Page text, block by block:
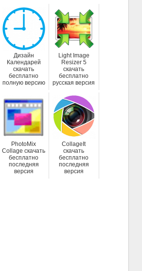
Дизайн
Календарей
скачать
бесплатно
полную версию
Light Image
Resizer 5
скачать
бесплатно
русская версия
PhotoMix
Collage скачать
бесплатно
последняя
версия
CollageIt
скачать
бесплатно
последняя
версия